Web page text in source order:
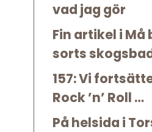
vad jag gör
Fin artikel i Må
sorts
157: Vi
Rock ’n’ Roll …
På helsida i